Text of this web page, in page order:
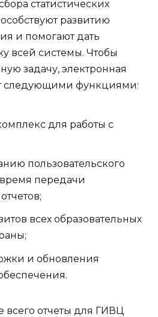
статистических
развитию
и помогают дать
всей системы. Чтобы
задачу, электронная
следующими функциями:
для работы с
пользовательского
передачи
всех образовательных
и обновления
всего отчеты для ГИВЦ